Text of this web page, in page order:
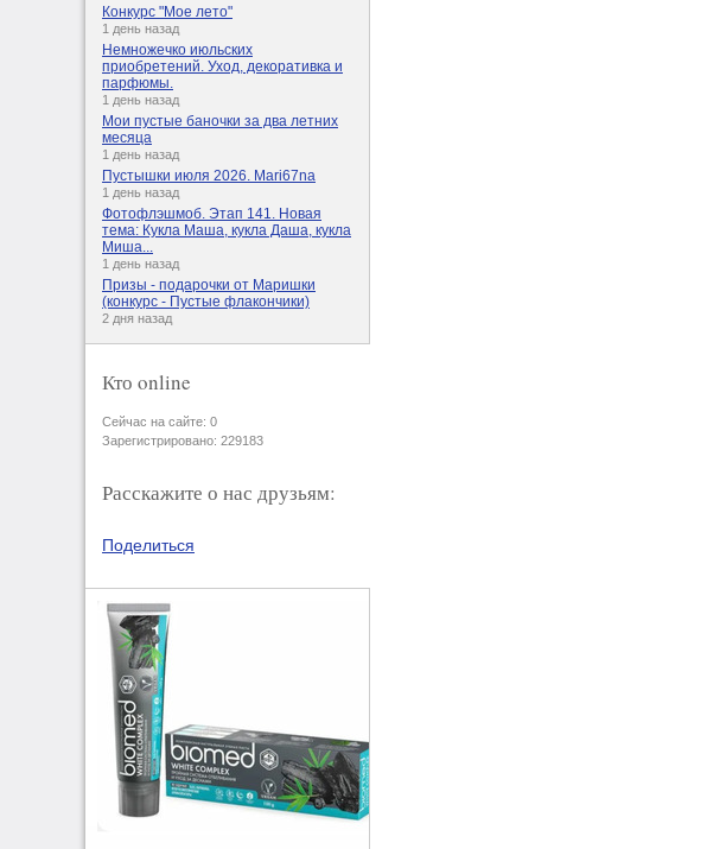
Конкурс "Мое лето"
1 день назад
Немножечко июльских
приобретений. Уход, декоративка и
парфюмы.
1 день назад
Мои пустые баночки за два летних
месяца
1 день назад
Пустышки июля 2026. Mari67na
1 день назад
Фотофлэшмоб. Этап 141. Новая
тема: Кукла Маша, кукла Даша, кукла
Миша...
1 день назад
Призы - подарочки от Маришки
(конкурс - Пустые флакончики)
2 дня назад
Кто online
Сейчас на сайте: 0
Зарегистрировано: 229183
Расскажите о нас друзьям:
Поделиться